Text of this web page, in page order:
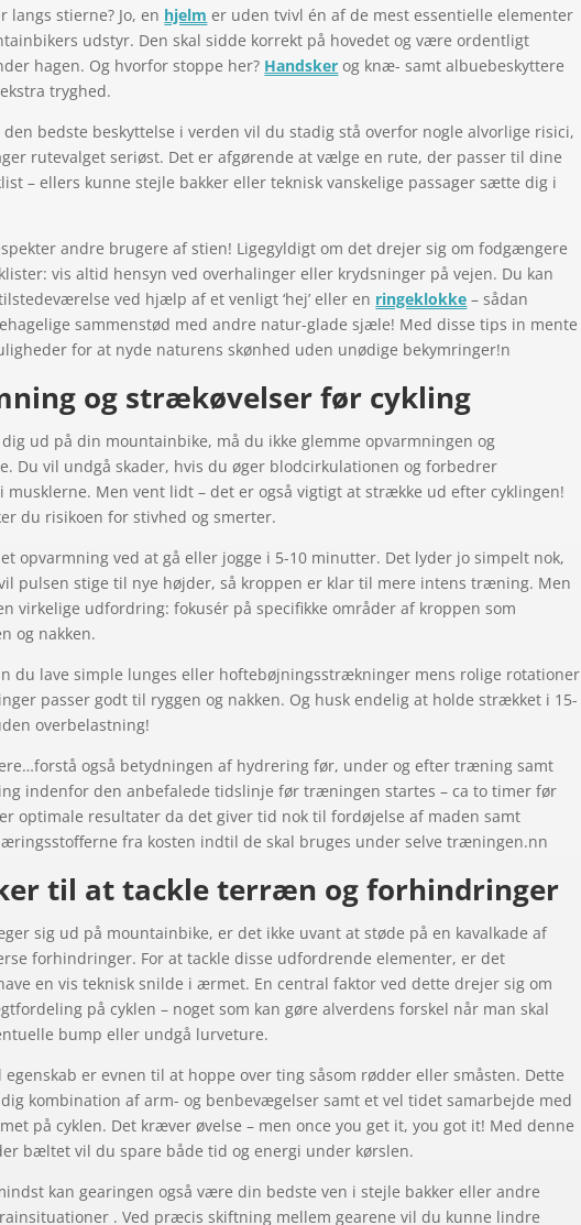
langs stierne? Jo, en hjelm er uden tvivl én af de mest essentielle elementer
udstyr. Den skal sidde korrekt på hovedet og være ordentligt
hagen. Og hvorfor stoppe her? Handsker og knæ- samt albuebeskyttere
tryghed.
den bedste beskyttelse i verden vil du stadig stå overfor nogle alvorlige risici,
rutevalget seriøst. Det er afgørende at vælge en rute, der passer til dine
– ellers kunne stejle bakker eller teknisk vanskelige passager sætte dig i
andre brugere af stien! Ligegyldigt om det drejer sig om fodgængere
vis altid hensyn ved overhalinger eller krydsninger på vejen. Du kan
ved hjælp af et venligt ‘hej’ eller en ringeklokke – sådan
sammenstød med andre natur-glade sjæle! Med disse tips in mente
for at nyde naturens skønhed uden unødige bekymringer!n
og strækøvelser før cykling
ud på din mountainbike, må du ikke glemme opvarmningen og
Du vil undgå skader, hvis du øger blodcirkulationen og forbedrer
musklerne. Men vent lidt – det er også vigtigt at strække ud efter cyklingen!
du risikoen for stivhed og smerter.
opvarmning ved at gå eller jogge i 5-10 minutter. Det lyder jo simpelt nok,
pulsen stige til nye højder, så kroppen er klar til mere intens træning. Men
virkelige udfordring: fokusér på specifikke områder af kroppen som
og nakken.
du lave simple lunges eller hoftebøjningsstrækninger mens rolige rotationer
passer godt til ryggen og nakken. Og husk endelig at holde strækket i 15-
overbelastning!
også betydningen af hydrering før, under og efter træning samt
indenfor den anbefalede tidslinje før træningen startes – ca to timer før
optimale resultater da det giver tid nok til fordøjelse af maden samt
fra kosten indtil de skal bruges under selve træningen.nn
til at tackle terræn og forhindringer
sig ud på mountainbike, er det ikke uvant at støde på en kavalkade af
forhindringer. For at tackle disse udfordrende elementer, er det
en vis teknisk snilde i ærmet. En central faktor ved dette drejer sig om
på cyklen – noget som kan gøre alverdens forskel når man skal
bump eller undgå lurveture.
egenskab er evnen til at hoppe over ting såsom rødder eller småsten. Dette
kombination af arm- og benbevægelser samt et vel tidet samarbejde med
på cyklen. Det kræver øvelse – men once you get it, you got it! Med denne
bæltet vil du spare både tid og energi under kørslen.
kan gearingen også være din bedste ven i stejle bakker eller andre
. Ved præcis skiftning mellem gearene vil du kunne lindre